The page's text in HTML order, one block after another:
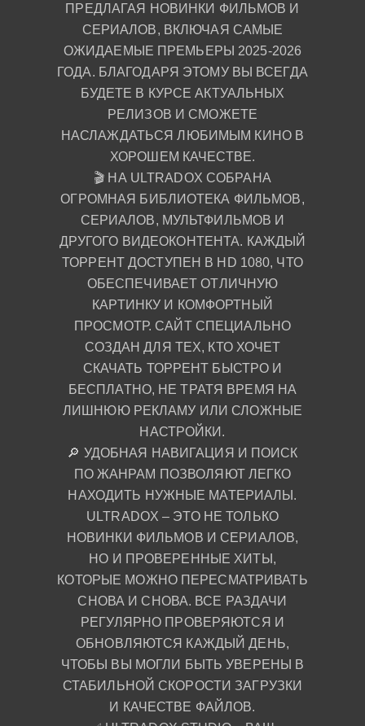
ПРЕДЛАГАЯ НОВИНКИ ФИЛЬМОВ И
СЕРИАЛОВ, ВКЛЮЧАЯ САМЫЕ
ОЖИДАЕМЫЕ ПРЕМЬЕРЫ 2025-2026
ГОДА. БЛАГОДАРЯ ЭТОМУ ВЫ ВСЕГДА
БУДЕТЕ В КУРСЕ АКТУАЛЬНЫХ
РЕЛИЗОВ И СМОЖЕТЕ
НАСЛАЖДАТЬСЯ ЛЮБИМЫМ КИНО В
ХОРОШЕМ КАЧЕСТВЕ.
🎬 НА ULTRADOX СОБРАНА
ОГРОМНАЯ БИБЛИОТЕКА ФИЛЬМОВ,
СЕРИАЛОВ, МУЛЬТФИЛЬМОВ И
ДРУГОГО ВИДЕОКОНТЕНТА. КАЖДЫЙ
ТОРРЕНТ ДОСТУПЕН В HD 1080, ЧТО
ОБЕСПЕЧИВАЕТ ОТЛИЧНУЮ
КАРТИНКУ И КОМФОРТНЫЙ
ПРОСМОТР. САЙТ СПЕЦИАЛЬНО
СОЗДАН ДЛЯ ТЕХ, КТО ХОЧЕТ
СКАЧАТЬ ТОРРЕНТ БЫСТРО И
БЕСПЛАТНО, НЕ ТРАТЯ ВРЕМЯ НА
ЛИШНЮЮ РЕКЛАМУ ИЛИ СЛОЖНЫЕ
НАСТРОЙКИ.
🔎 УДОБНАЯ НАВИГАЦИЯ И ПОИСК
ПО ЖАНРАМ ПОЗВОЛЯЮТ ЛЕГКО
НАХОДИТЬ НУЖНЫЕ МАТЕРИАЛЫ.
ULTRADOX – ЭТО НЕ ТОЛЬКО
НОВИНКИ ФИЛЬМОВ И СЕРИАЛОВ,
НО И ПРОВЕРЕННЫЕ ХИТЫ,
КОТОРЫЕ МОЖНО ПЕРЕСМАТРИВАТЬ
СНОВА И СНОВА. ВСЕ РАЗДАЧИ
РЕГУЛЯРНО ПРОВЕРЯЮТСЯ И
ОБНОВЛЯЮТСЯ КАЖДЫЙ ДЕНЬ,
ЧТОБЫ ВЫ МОГЛИ БЫТЬ УВЕРЕНЫ В
СТАБИЛЬНОЙ СКОРОСТИ ЗАГРУЗКИ
И КАЧЕСТВЕ ФАЙЛОВ.